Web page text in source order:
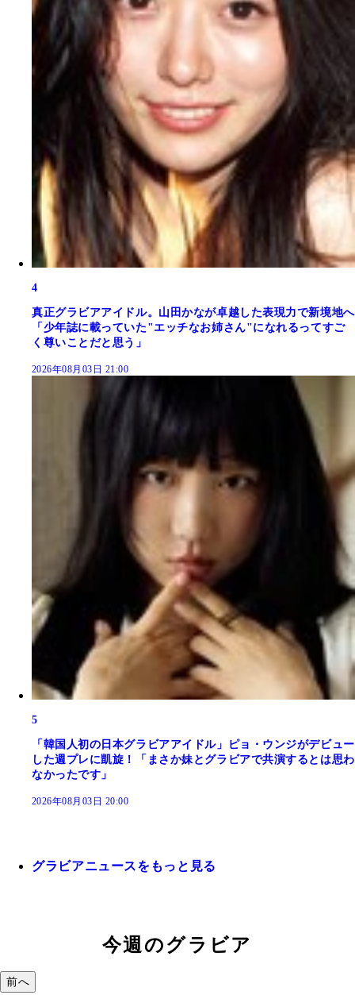
4
真正グラビアアイドル。山田かなが卓越した表現力で新境地へ
「少年誌に載っていた"エッチなお姉さん"になれるってすご
く尊いことだと思う」
2026年08月03日 21:00
5
「韓国人初の日本グラビアアイドル」ピョ・ウンジがデビュー
した週プレに凱旋！「まさか妹とグラビアで共演するとは思わ
なかったです」
2026年08月03日 20:00
グラビアニュースをもっと見る
今週のグラビア
前へ